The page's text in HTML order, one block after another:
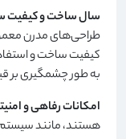
سال ساخت و کیفیت
طراحی‌های مدرن
کیفیت ساخت و
به طور چشمگیری بر
امکانات رفاهی و
هستند، مانند